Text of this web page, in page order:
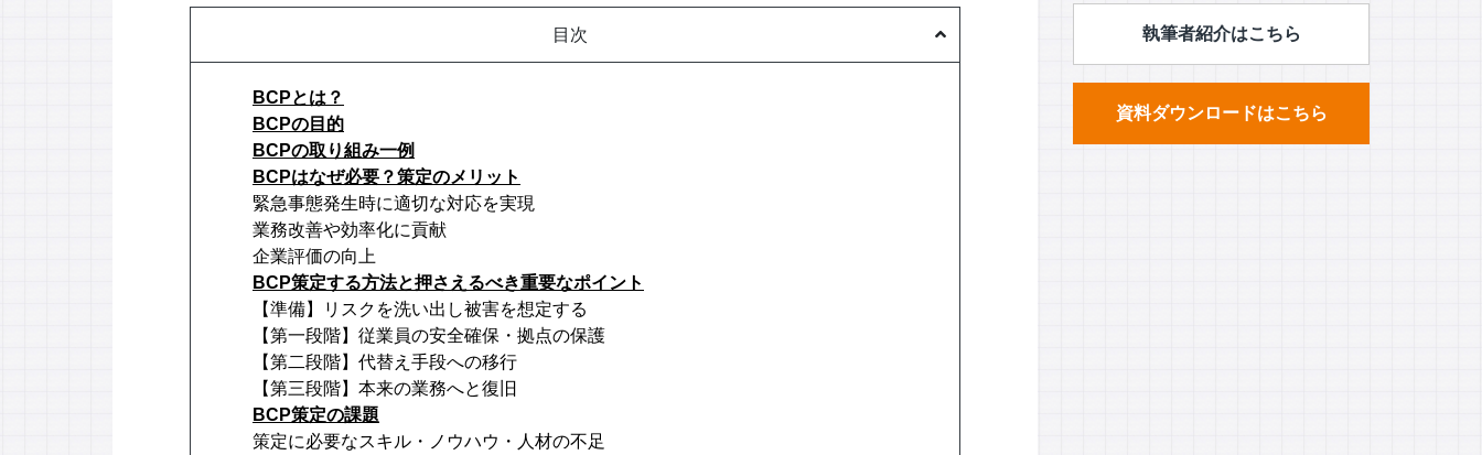
目次
BCPとは？
BCPの目的
BCPの取り組み一例
BCPはなぜ必要？策定のメリット
緊急事態発生時に適切な対応を実現
業務改善や効率化に貢献
企業評価の向上
BCP策定する方法と押さえるべき重要なポイント
【準備】リスクを洗い出し被害を想定する
【第一段階】従業員の安全確保・拠点の保護
【第二段階】代替え手段への移行
【第三段階】本来の業務へと復旧
BCP策定の課題
策定に必要なスキル・ノウハウ・人材の不足
執筆者紹介はこちら
資料ダウンロードはこちら